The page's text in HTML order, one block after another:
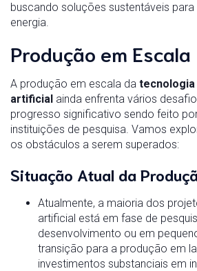
buscando soluções sustentáveis
energia.
Produção em Escala
A produção em escala da
artificial ainda enfrenta vários
progresso significativo sendo feito
instituições de pesquisa. Vamos
os obstáculos a serem superados:
Situação Atual da
Atualmente, a maioria dos
artificial está em fase de
desenvolvimento ou em
transição para a produção em
investimentos substanciais em